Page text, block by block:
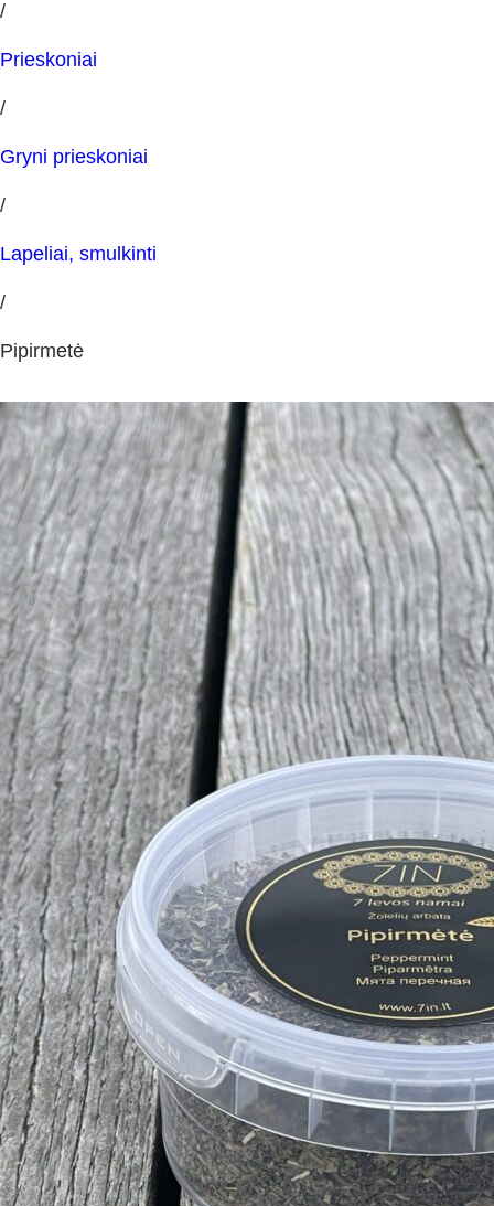
/
Prieskoniai
/
Gryni prieskoniai
/
Lapeliai, smulkinti
/
Pipirmetė